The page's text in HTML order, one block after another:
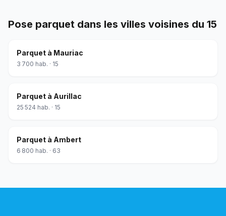
Pose parquet dans les villes voisines du 15
Parquet à Mauriac
3 700 hab. · 15
Parquet à Aurillac
25 524 hab. · 15
Parquet à Ambert
6 800 hab. · 63